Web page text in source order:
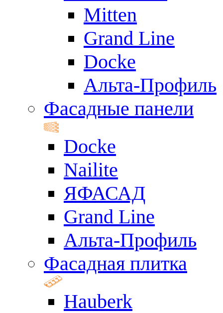
Mitten
Grand Line
Docke
Альта-Профиль
Фасадные панели
Docke
Nailite
ЯФАСАД
Grand Line
Альта-Профиль
Фасадная плитка
Hauberk